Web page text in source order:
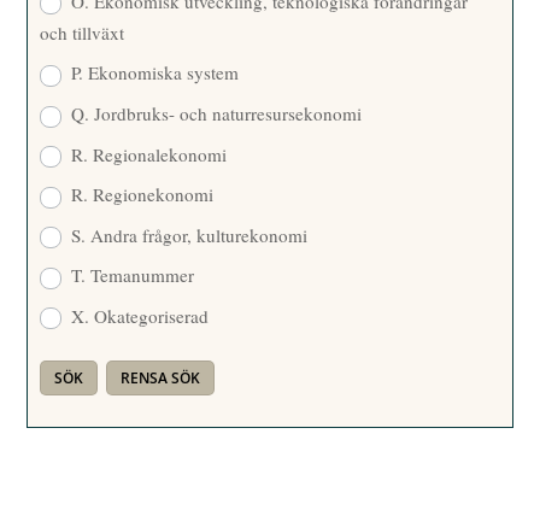
och tillväxt
P. Ekonomiska system
Q. Jordbruks- och naturresursekonomi
R. Regionalekonomi
R. Regionekonomi
S. Andra frågor, kulturekonomi
T. Temanummer
X. Okategoriserad